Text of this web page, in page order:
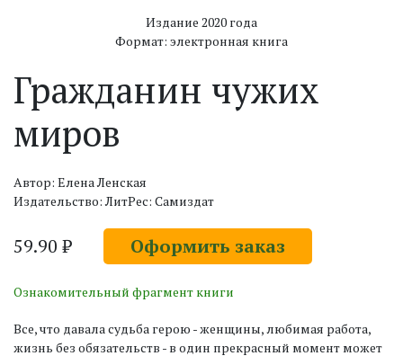
Издание 2020 года
Формат: электронная книга
Гражданин чужих
миров
Автор: Елена Ленская
Издательство: ЛитРес: Самиздат
59.90 ₽ Оформить заказ
Ознакомительный фрагмент книги
Все, что давала судьба герою - женщины, любимая работа,
жизнь без обязательств - в один прекрасный момент может